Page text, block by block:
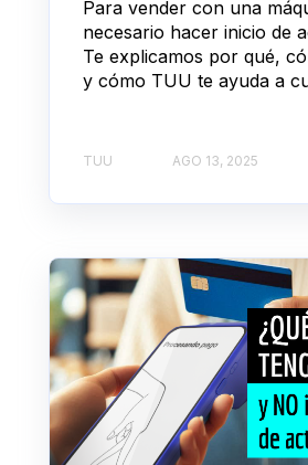
Para vender con una
necesario hacer inicio de
Te explicamos por qué,
y cómo TUU te ayuda a
TUU AGO 13, 2025